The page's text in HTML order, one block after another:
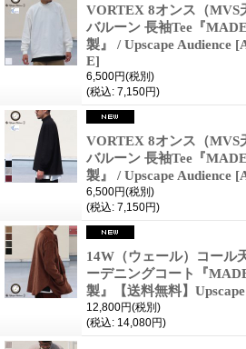
VORTEX 8オンス（MVS
バルーン 長袖Tee『
製』 / Upscape Audience
E]
6,500円(税別)
(税込: 7,150円)
VORTEX 8オンス（MVS
バルーン 長袖Tee『
製』 / Upscape Audience
6,500円(税別)
(税込: 7,150円)
14W（ウェール）コール
ーデニングコート『
製』【送料無料】
12,800円(税別)
(税込: 14,080円)